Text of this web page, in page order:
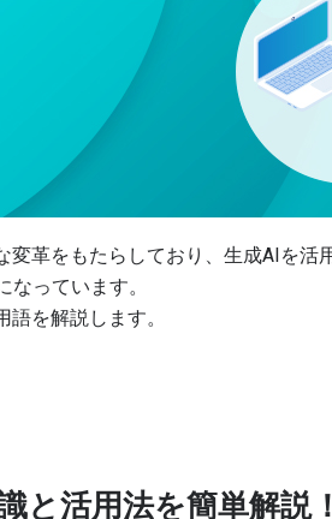
革をもたらしており、生成AIを活
っています。
を解説します。
と活用法を簡単解説！